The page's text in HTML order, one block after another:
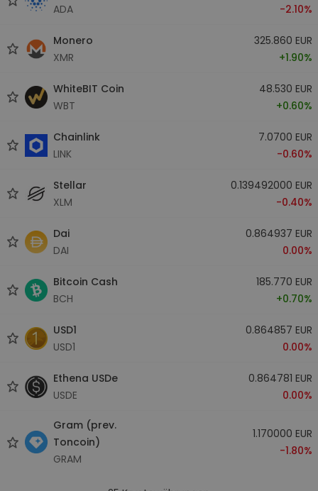
ADA
-2.10%
Monero
XMR
325.860 EUR
+1.90%
WhiteBIT Coin
WBT
48.530 EUR
+0.60%
Chainlink
LINK
7.0700 EUR
-0.60%
Stellar
XLM
0.139492000 EUR
-0.40%
Dai
DAI
0.864937 EUR
0.00%
Bitcoin Cash
BCH
185.770 EUR
+0.70%
USD1
USD1
0.864857 EUR
0.00%
Ethena USDe
USDE
0.864781 EUR
0.00%
Gram (prev.
Toncoin)
GRAM
1.170000 EUR
-1.80%